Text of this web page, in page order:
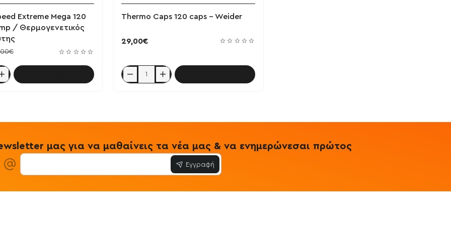
Extreme Mega 120
/ Θερμογενετικός
Thermo Caps 120 caps - Weider
29,00€
Thermo
Caps
μας για να μαθαίνεις τα νέα μας & να ενημερώνεσαι πρώτος
Εγγραφή